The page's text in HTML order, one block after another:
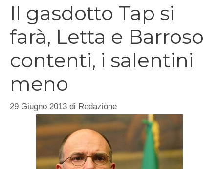
Il gasdotto Tap si
farà, Letta e Barroso
contenti, i salentini
meno
29 Giugno 2013 di Redazione